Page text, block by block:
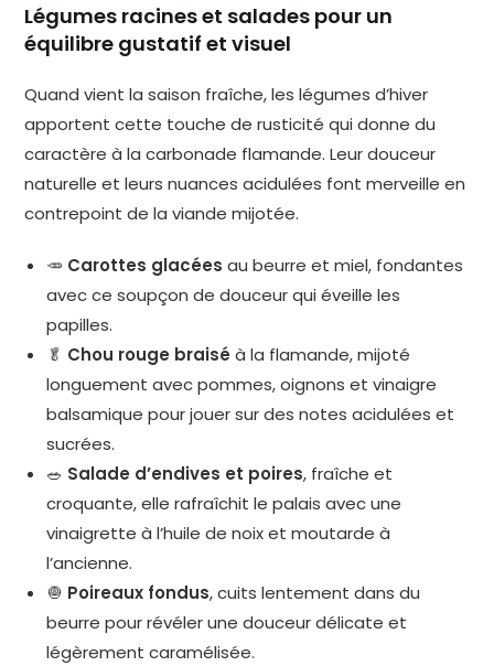
Légumes racines et salades pour un
équilibre gustatif et visuel
Quand vient la saison fraîche, les légumes d’hiver
apportent cette touche de rusticité qui donne du
caractère à la carbonade flamande. Leur douceur
naturelle et leurs nuances acidulées font merveille en
contrepoint de la viande mijotée.
🥕 Carottes glacées au beurre et miel, fondantes
avec ce soupçon de douceur qui éveille les
papilles.
🥬 Chou rouge braisé à la flamande, mijoté
longuement avec pommes, oignons et vinaigre
balsamique pour jouer sur des notes acidulées et
sucrées.
🥗 Salade d’endives et poires, fraîche et
croquante, elle rafraîchit le palais avec une
vinaigrette à l’huile de noix et moutarde à
l’ancienne.
🧅 Poireaux fondus, cuits lentement dans du
beurre pour révéler une douceur délicate et
légèrement caramélisée.